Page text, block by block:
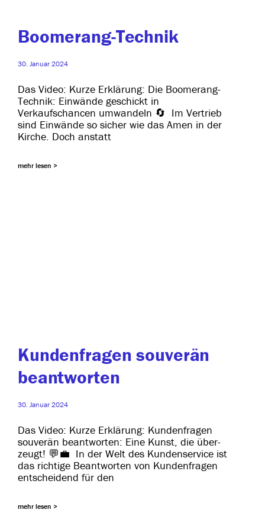
Boomerang-Technik
30. Januar 2024
Das Video: Kurze Erklärung: Die Boomerang-
Technik: Einwände geschickt in
Verkaufschancen umwan­deln 🔄 Im Vertrieb
sind Einwände so sicher wie das Amen in der
Kirche. Doch anstatt
mehr lesen >
Kundenfragen souverän
beantworten
30. Januar 2024
Das Video: Kurze Erklärung: Kundenfragen
sou­ve­rän beant­wor­ten: Eine Kunst, die über­
zeugt! 💬💼 In der Welt des Kundenservice ist
das rich­ti­ge Beantworten von Kundenfragen
ent­schei­dend für den
mehr lesen >